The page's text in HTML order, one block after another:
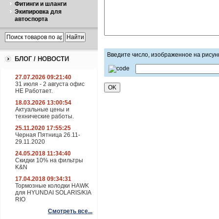
Фитинги и шланги
Экипировка для
автоспорта
БЛОГ / НОВОСТИ
27.07.2026 09:21:40
31 июля - 2 августа офис
НЕ Работает.
18.03.2026 13:00:54
Актуальные цены и
технические работы.
25.11.2020 17:55:25
Черная Пятница 26.11-
29.11.2020
24.05.2018 11:34:40
Скидки 10% на фильтры
K&N
17.04.2018 09:34:31
Тормозные колодки HAWK
для HYUNDAI SOLARIS/KIA
RIO
Смотреть все...
Введите число, изображенное на